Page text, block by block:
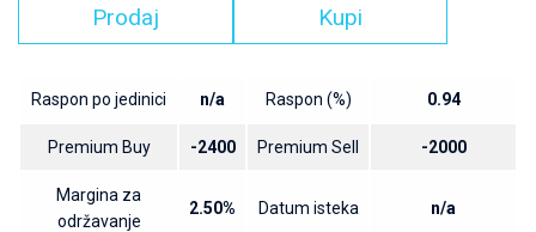
Prodaj Kupi
Raspon po jedinici n/a Raspon (%) 0.94
Premium Buy -2400 Premium Sell -2000
Margina za
održavanje
2.50% Datum isteka n/a